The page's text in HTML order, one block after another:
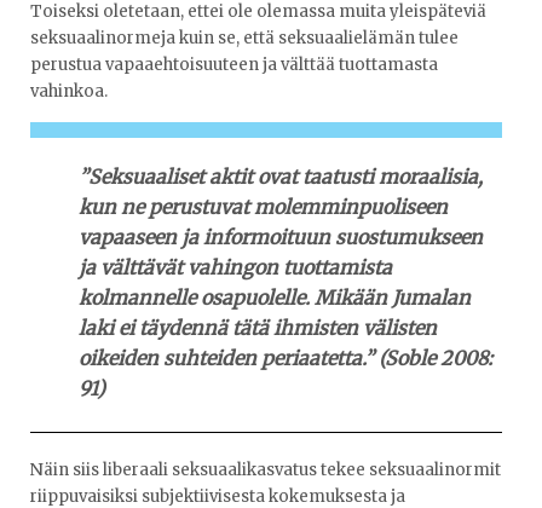
Toiseksi oletetaan, ettei ole olemassa muita yleispäteviä
seksuaalinormeja kuin se, että seksuaalielämän tulee
perustua vapaaehtoisuuteen ja välttää tuottamasta
vahinkoa.
”Seksuaaliset aktit ovat taatusti moraalisia,
kun ne perustuvat molemminpuoliseen
vapaaseen ja informoituun suostumukseen
ja välttävät vahingon tuottamista
kolmannelle osapuolelle. Mikään Jumalan
laki ei täydennä tätä ihmisten välisten
oikeiden suhteiden periaatetta.” (Soble 2008:
91)
Näin siis liberaali seksuaalikasvatus tekee seksuaalinormit
riippuvaisiksi subjektiivisesta kokemuksesta ja